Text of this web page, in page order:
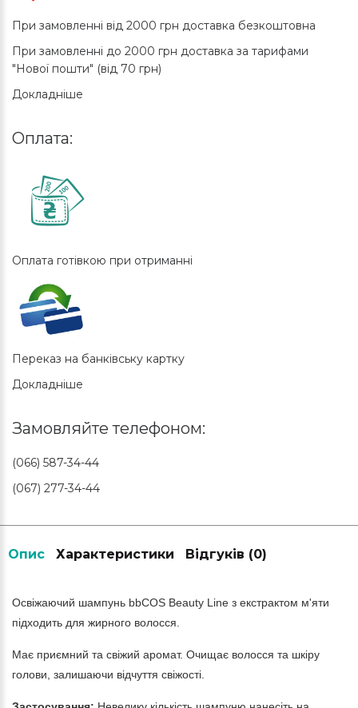
При замовленні від 2000 грн доставка безкоштовна
При замовленні до 2000 грн доставка за тарифами
"Нової пошти" (від 70 грн)
Докладніше
Оплата:
Оплата готівкою при отриманні
Переказ на банківську картку
Докладніше
Замовляйте телефоном:
(066) 587-34-44
(067) 277-34-44
Опис Характеристики Відгуків (0)
Освіжаючий шампунь bbCOS Beauty Line з екстрактом м'яти
підходить для жирного волосся.
Має приємний та свіжий аромат. Очищає волосся та шкіру
голови, залишаючи відчуття свіжості.